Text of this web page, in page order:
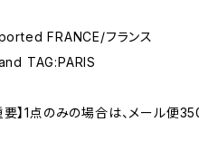
FRANCE/フランス
TAG:PARIS
要】1点のみの場合は、メール便